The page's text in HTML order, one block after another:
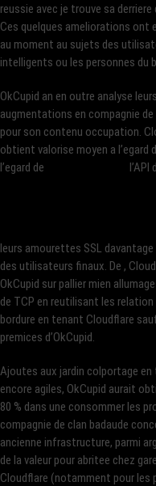
reussie avec je trouve sa derriere
Ces quelques ameliorations ont
au moment au sujets des
intelligents ou les personnes du
OkCupid an en outre analyse leurs
augmentations en compagnie
pour son contenu occupation.
obtient valorise moyen a l’egard
l’egard de
leurs amourettes SSL davantage
des utilisateurs finaux. De ,
OkCupid sur pallier mien
de TCP en reutilisant les relation
bordure en tenant Cloudflare
premices d’OkCupid.
Ajoutes aux jardin colportage en
encore agiles, OkCupid aurait
80 % dans une consommer les
compagnie de clan badaude
ancienne infrastructure, parmi
de la valeur pour abritee chez
Cloudflare (notamment pour les